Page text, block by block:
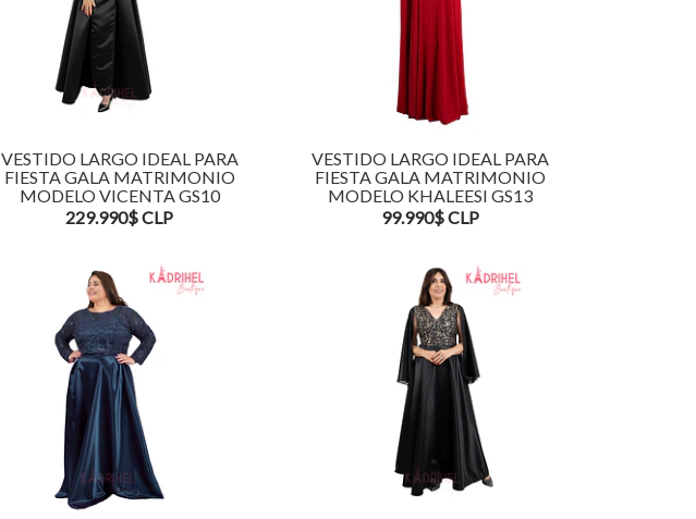
VESTIDO LARGO IDEAL PARA
FIESTA GALA MATRIMONIO
MODELO VICENTA GS10
229.990$ CLP
VESTIDO LARGO IDEAL PARA
FIESTA GALA MATRIMONIO
MODELO KHALEESI GS13
99.990$ CLP